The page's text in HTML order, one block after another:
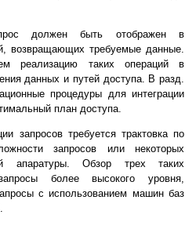
должен быть отображен в
возвращающих требуемые данные.
реализацию таких операций в
данных и путей доступа. В разд.
процедуры для интеграции
план доступа.
запросов требуется трактовка по
запросов или некоторых
апаратуры. Обзор трех таких
более высокого уровня,
с использованием машин баз